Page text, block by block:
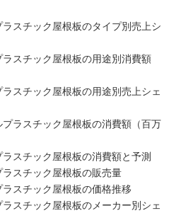
ラスチック屋根板のタイプ別売上シ
ラスチック屋根板の用途別消費額
スチック屋根板の用途別売上シェ
プラスチック屋根板の消費額（百万
スチック屋根板の消費額と予測
ラスチック屋根板の販売量
ラスチック屋根板の価格推移
スチック屋根板のメーカー別シェ